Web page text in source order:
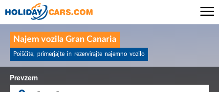
Najem vozila Gran Canaria
Poiščite, primerjajte in rezervirajte najemno vozilo
Prevzem
